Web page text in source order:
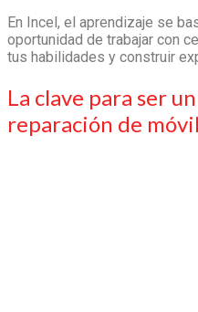
En Incel, el aprendizaje se
oportunidad de trabajar con
tus habilidades y construir
La clave para ser un
reparación de